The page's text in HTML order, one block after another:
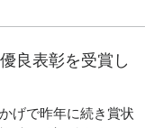
良表彰を受賞し
げで昨年に続き賞状